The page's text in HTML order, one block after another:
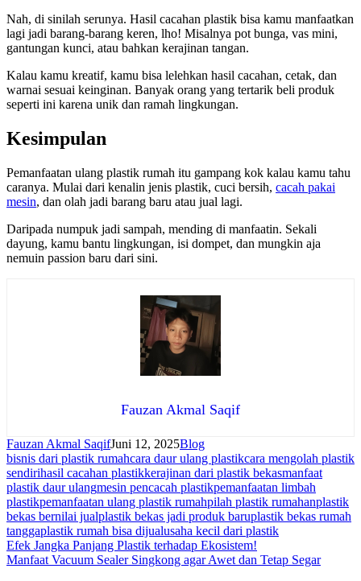
Nah, di sinilah serunya. Hasil cacahan plastik bisa kamu manfaatkan
lagi jadi barang-barang keren, lho! Misalnya pot bunga, vas mini,
gantungan kunci, atau bahkan kerajinan tangan.
Kalau kamu kreatif, kamu bisa lelehkan hasil cacahan, cetak, dan
warnai sesuai keinginan. Banyak orang yang tertarik beli produk
seperti ini karena unik dan ramah lingkungan.
Kesimpulan
Pemanfaatan ulang plastik rumah itu gampang kok kalau kamu tahu
caranya. Mulai dari kenalin jenis plastik, cuci bersih, cacah pakai
mesin, dan olah jadi barang baru atau jual lagi.
Daripada numpuk jadi sampah, mending di manfaatin. Sekali
dayung, kamu bantu lingkungan, isi dompet, dan mungkin aja
nemuin passion baru dari sini.
Fauzan Akmal Saqif
Fauzan Akmal SaqifJuni 12, 2025Blog
bisnis dari plastik rumahcara daur ulang plastikcara mengolah plastik
sendirihasil cacahan plastikkerajinan dari plastik bekasmanfaat
plastik daur ulangmesin pencacah plastikpemanfaatan limbah
plastikpemanfaatan ulang plastik rumahpilah plastik rumahanplastik
bekas bernilai jualplastik bekas jadi produk baruplastik bekas rumah
tanggaplastik rumah bisa dijualusaha kecil dari plastik
Navigasi
pos
Efek Jangka Panjang Plastik terhadap Ekosistem!
Manfaat Vacuum Sealer Singkong agar Awet dan Tetap Segar